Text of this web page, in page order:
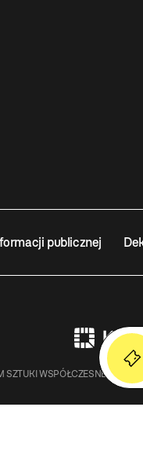
publicznej
SZTUKI WSPÓŁCZESNEJ W